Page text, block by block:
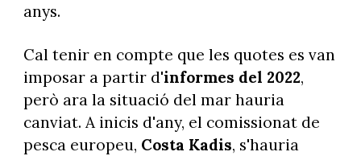
anys.
Cal tenir en compte que les quotes es van
imposar a partir d'informes del 2022,
però ara la situació del mar hauria
canviat. A inicis d'any, el comissionat de
pesca europeu, Costa Kadis, s'hauria